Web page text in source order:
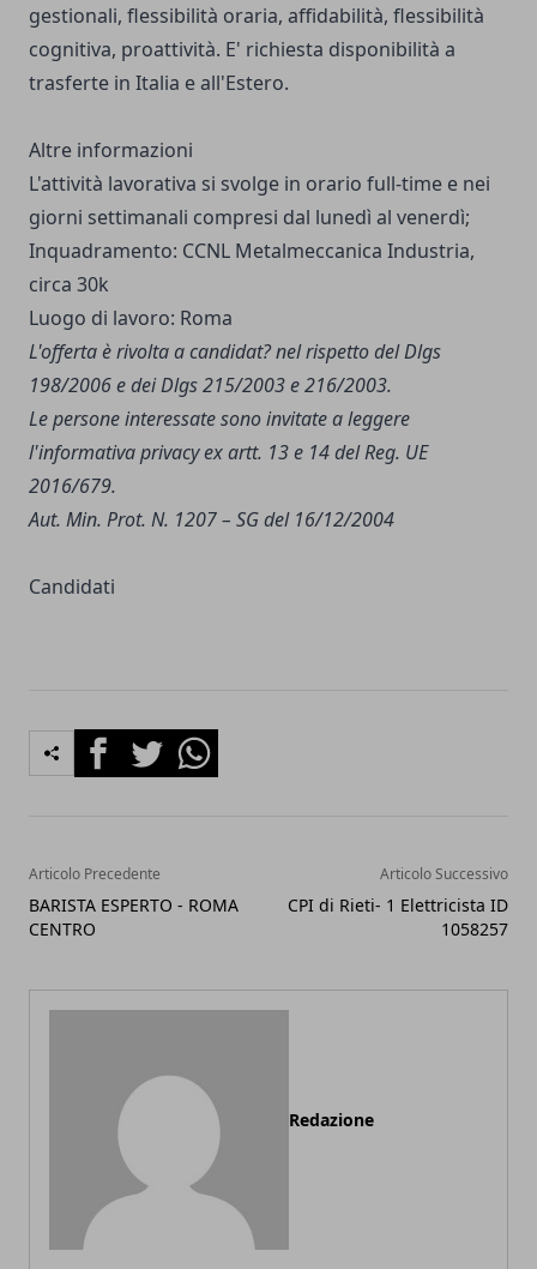
gestionali, flessibilità oraria, affidabilità, flessibilità
cognitiva, proattività. E' richiesta disponibilità a
trasferte in Italia e all'Estero.
Altre informazioni
L'attività lavorativa si svolge in orario full-time e nei
giorni settimanali compresi dal lunedì al venerdì;
Inquadramento: CCNL Metalmeccanica Industria,
circa 30k
Luogo di lavoro: Roma
L'offerta è rivolta a candidat? nel rispetto del Dlgs
198/2006 e dei Dlgs 215/2003 e 216/2003.
Le persone interessate sono invitate a leggere
l'informativa privacyex artt. 13 e 14 del Reg. UE
2016/679.
Aut. Min. Prot. N. 1207 – SG del 16/12/2004
Candidati
FacebookTwitterWhatsapp
Articolo Precedente
BARISTA ESPERTO - ROMA
CENTRO
Articolo Successivo
CPI di Rieti- 1 Elettricista ID
1058257
Redazione